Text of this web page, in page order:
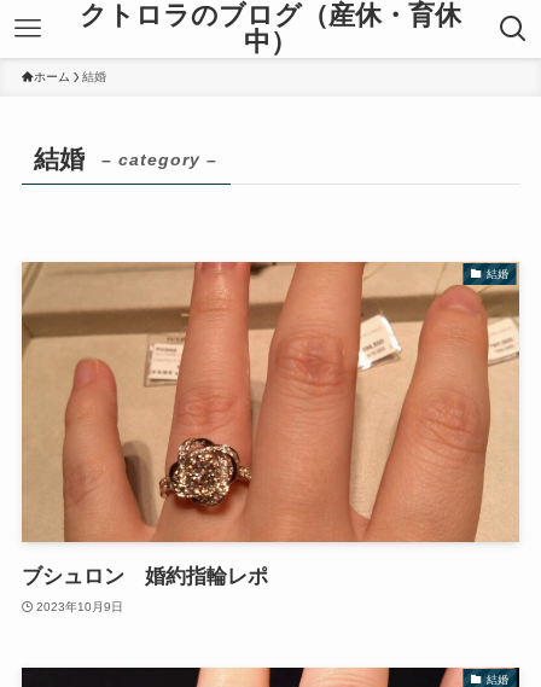
クトロラのブログ（産休・育休
中）
ホーム 結婚
結婚 – category –
結婚
ブシュロン 婚約指輪レポ
2023年10月9日
結婚